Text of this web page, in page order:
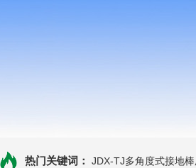
热门关键词： JDX-TJ多角度式接地